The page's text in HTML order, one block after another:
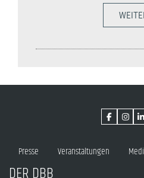
Presse Veranstaltungen